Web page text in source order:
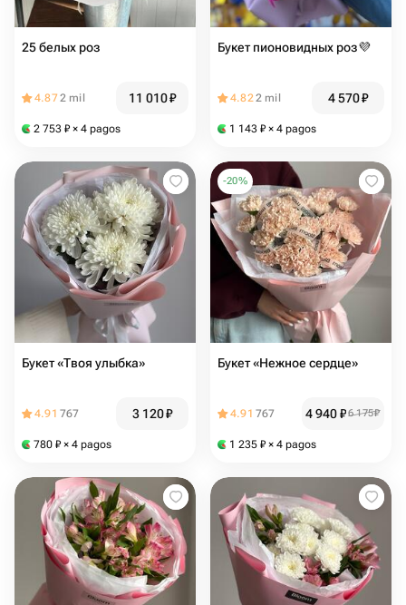
25 белых роз
4.872 mil 11 010₽
2 753 ₽ × 4 pagos
Букет пионовидных роз💜
4.822 mil 4 570₽
1 143 ₽ × 4 pagos
Букет «Твоя улыбка»
4.91 767 3 120₽
780 ₽ × 4 pagos
-20%
Букет «Нежное сердце»
4.91 767 4 940₽6 175₽
1 235 ₽ × 4 pagos